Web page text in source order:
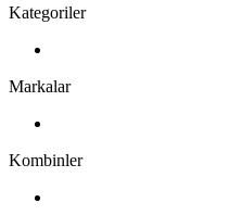
Kategoriler
Markalar
Kombinler